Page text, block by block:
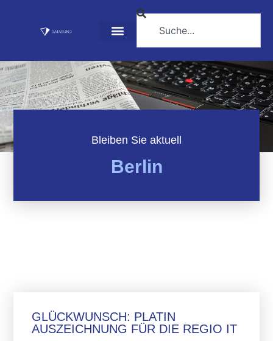
Bleiben Sie aktuell
Berlin
GLÜCKWUNSCH: PLATIN
AUSZEICHNUNG FÜR DIE REGIO IT